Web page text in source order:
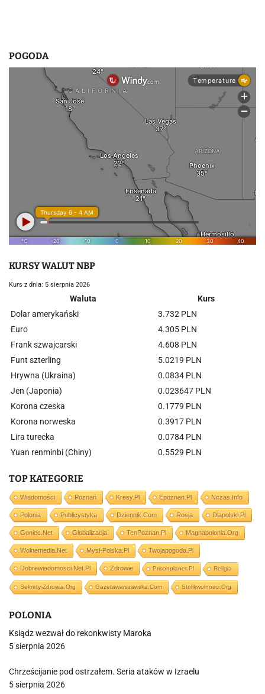
POGODA
KURSY WALUT NBP
Kurs z dnia: 5 sierpnia 2026
Waluta
Kurs
Dolar amerykański
3.732 PLN
Euro
4.305 PLN
Frank szwajcarski
4.608 PLN
Funt szterling
5.0219 PLN
Hrywna (Ukraina)
0.0834 PLN
Jen (Japonia)
0.023647 PLN
Korona czeska
0.1779 PLN
Korona norweska
0.3917 PLN
Lira turecka
0.0784 PLN
Yuan renminbi (Chiny)
0.5529 PLN
TOP KATEGORIE
Wiadomości Poznań Kresy.pl Epoznan.pl Nczas.info
Polonia Publicystyka Dziennik.com Rosja Dlapolski.pl
Goniec.net Globalizacja TenPoznan.pl Magnapolonia.org
Wolnemedia.net Mysl-Polska.pl Twojapogoda.pl
Dobrewiadomosci.net.pl Zdrowie Prisonplanet.pl Religia
Sekrety-Zdrowia.org Gazetawarszawska.com Stolikwolnosci.org
POLONIA
Ksiądz wezwał do rekonkwisty Maroka
5 sierpnia 2026
Chrześcijanie pod ostrzałem. Seria ataków w Izraelu
5 sierpnia 2026